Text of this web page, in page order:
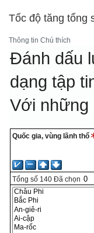
Tốc độ tăng tổng
Thông tin Chú thích
Đánh dấu
dạng tập
Với
Quốc gia, vùng lãnh thổ
Tổng số 140 Đã chọn